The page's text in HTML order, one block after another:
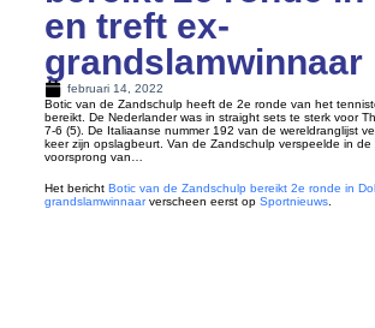
en treft ex-
grandslamwinnaar
februari 14, 2022
Botic van de Zandschulp heeft de 2e ronde van het
bereikt. De Nederlander was in straight sets te sterk voor
7-6 (5). De Italiaanse nummer 192 van de wereldranglijst
keer zijn opslagbeurt. Van de Zandschulp verspeelde in de
voorsprong van…
Het bericht Botic van de Zandschulp bereikt 2e ronde in
grandslamwinnaarverscheen eerst op Sportnieuws.